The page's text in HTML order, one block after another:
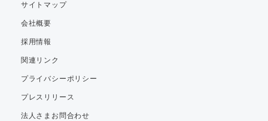
サイトマップ
会社概要
採用情報
関連リンク
プライバシーポリシー
プレスリリース
法人さまお問合わせ